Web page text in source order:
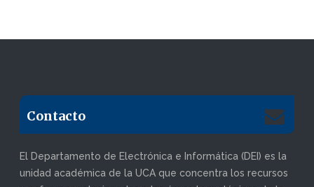
Contacto
El Departamento de Electrónica e Informática (DEI) es la
unidad académica de la UCA que concentra los recursos